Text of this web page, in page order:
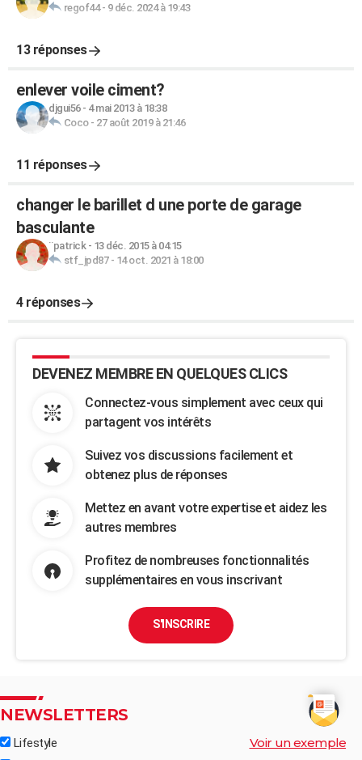
regof44- 9 déc. 2024 à 19:43
13 réponses
enlever voile ciment?
djgui56- 4 mai 2013 à 18:38
Coco- 27 août 2019 à 21:46
11 réponses
changer le barillet d une porte de garage
basculante
¨patrick- 13 déc. 2015 à 04:15
stf_jpd87- 14 oct. 2021 à 18:00
4 réponses
DEVENEZ MEMBRE EN QUELQUES CLICS
Connectez-vous simplement avec ceux qui
partagent vos intérêts
Suivez vos discussions facilement et
obtenez plus de réponses
Mettez en avant votre expertise et aidez les
autres membres
Profitez de nombreuses fonctionnalités
supplémentaires en vous inscrivant
S'INSCRIRE
NEWSLETTERS
Lifestyle Voir un exemple